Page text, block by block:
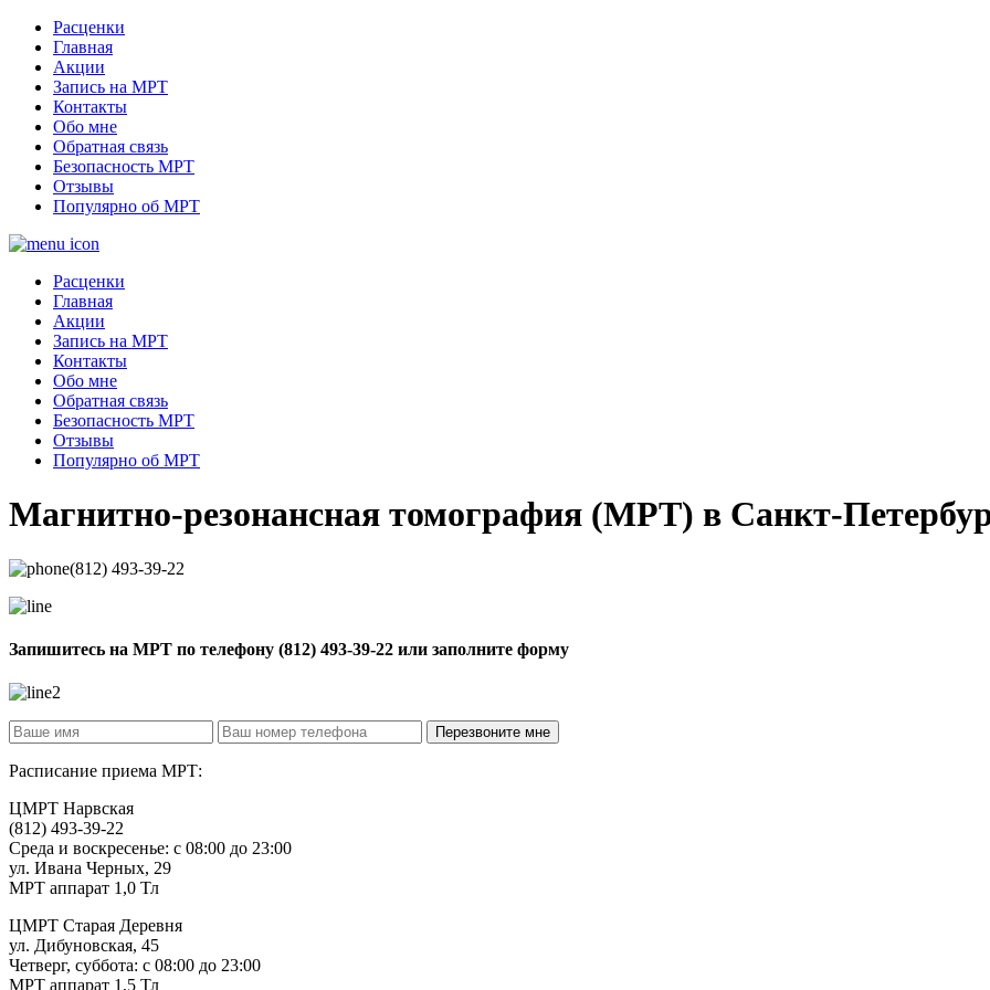
Расценки
Главная
Акции
Запись на МРТ
Контакты
Обо мне
Обратная связь
Безопасность МРТ
Отзывы
Популярно об МРТ
Расценки
Главная
Акции
Запись на МРТ
Контакты
Обо мне
Обратная связь
Безопасность МРТ
Отзывы
Популярно об МРТ
Магнитно-резонансная томография (МРТ) в Санкт-
(812) 493-39-22
Запишитесь на МРТ по телефону (812) 493-39-22 или заполните форму
Расписание приема МРТ:
ЦМРТ Нарвская
(812) 493-39-22
Среда и воскресенье: с 08:00 до 23:00
ул. Ивана Черных, 29
МРТ аппарат 1,0 Тл
ЦМРТ Старая Деревня
ул. Дибуновская, 45
Четверг, суббота: с 08:00 до 23:00
МРТ аппарат 1,5 Тл